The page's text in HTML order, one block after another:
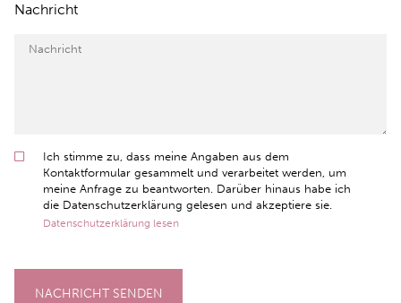
Nachricht
Ich stimme zu, dass meine Angaben aus dem
Kontaktformular gesammelt und verarbeitet werden, um
meine Anfrage zu beantworten. Darüber hinaus habe ich
die Datenschutzerklärung gelesen und akzeptiere sie.
Datenschutzerklärung lesen
NACHRICHT SENDEN